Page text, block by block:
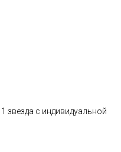
звезда с индивидуальной